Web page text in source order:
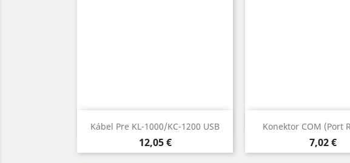
Kábel Pre KL-1000/KC-1200 USB
Cena
12,05 €
 Rýchly náhľad Konektor COM (Port
Cena
7,02 €
Rýchly